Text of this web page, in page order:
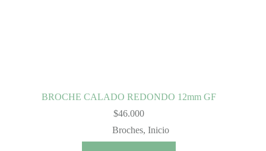
BROCHE CALADO REDONDO 12mm GF
$46.000
Broches,Inicio